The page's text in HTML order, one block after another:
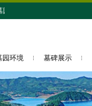
参观访问！
园环境 墓碑展示